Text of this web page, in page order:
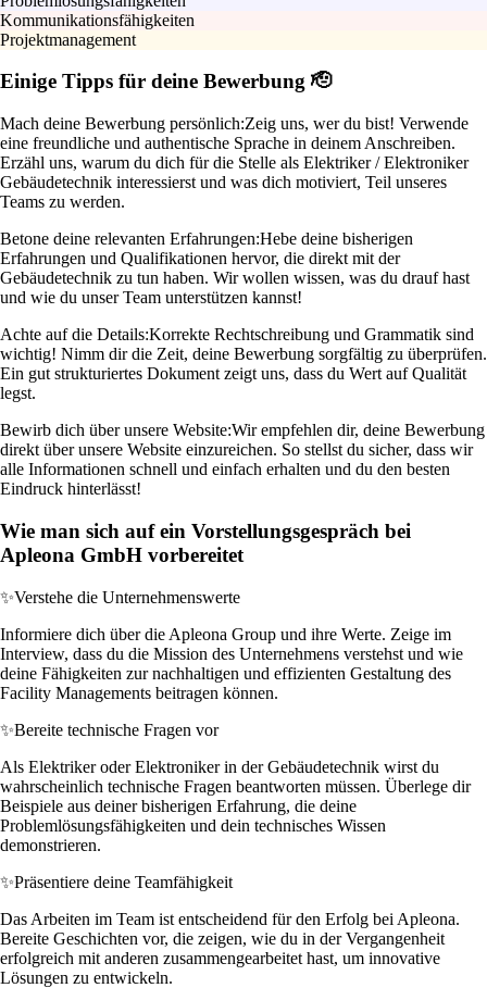
Kommunikationsfähigkeiten
Projektmanagement
Einige Tipps für deine Bewerbung 🫡
Mach deine Bewerbung persönlich:Zeig uns, wer du bist! Verwende
eine freundliche und authentische Sprache in deinem Anschreiben.
Erzähl uns, warum du dich für die Stelle als Elektriker / Elektroniker
Gebäudetechnik interessierst und was dich motiviert, Teil unseres
Teams zu werden.
Betone deine relevanten Erfahrungen:Hebe deine bisherigen
Erfahrungen und Qualifikationen hervor, die direkt mit der
Gebäudetechnik zu tun haben. Wir wollen wissen, was du drauf hast
und wie du unser Team unterstützen kannst!
Achte auf die Details:Korrekte Rechtschreibung und Grammatik sind
wichtig! Nimm dir die Zeit, deine Bewerbung sorgfältig zu überprüfen.
Ein gut strukturiertes Dokument zeigt uns, dass du Wert auf Qualität
legst.
Bewirb dich über unsere Website:Wir empfehlen dir, deine Bewerbung
direkt über unsere Website einzureichen. So stellst du sicher, dass wir
alle Informationen schnell und einfach erhalten und du den besten
Eindruck hinterlässt!
Wie man sich auf ein Vorstellungsgespräch bei
Apleona GmbH vorbereitet
✨Verstehe die Unternehmenswerte
Informiere dich über die Apleona Group und ihre Werte. Zeige im
Interview, dass du die Mission des Unternehmens verstehst und wie
deine Fähigkeiten zur nachhaltigen und effizienten Gestaltung des
Facility Managements beitragen können.
✨Bereite technische Fragen vor
Als Elektriker oder Elektroniker in der Gebäudetechnik wirst du
wahrscheinlich technische Fragen beantworten müssen. Überlege dir
Beispiele aus deiner bisherigen Erfahrung, die deine
Problemlösungsfähigkeiten und dein technisches Wissen
demonstrieren.
✨Präsentiere deine Teamfähigkeit
Das Arbeiten im Team ist entscheidend für den Erfolg bei Apleona.
Bereite Geschichten vor, die zeigen, wie du in der Vergangenheit
erfolgreich mit anderen zusammengearbeitet hast, um innovative
Lösungen zu entwickeln.